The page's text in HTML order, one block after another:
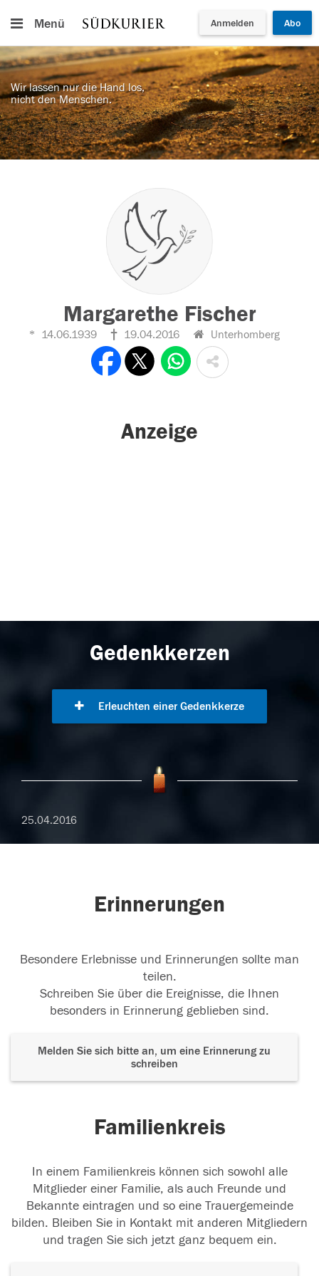
Menü Anmelden Abo
Wir lassen nur die Hand los,
nicht den Menschen.
Margarethe Fischer
14.06.1939 19.04.2016 Unterhomberg
Anzeige
Gedenkkerzen
Erleuchten einer Gedenkkerze
25.04.2016
Erinnerungen
Besondere Erlebnisse und Erinnerungen sollte man
teilen.
Schreiben Sie über die Ereignisse, die Ihnen
besonders in Erinnerung geblieben sind.
Melden Sie sich bitte an, um eine Erinnerung zu
schreiben
Familienkreis
In einem Familienkreis können sich sowohl alle
Mitglieder einer Familie, als auch Freunde und
Bekannte eintragen und so eine Trauergemeinde
bilden. Bleiben Sie in Kontakt mit anderen Mitgliedern
und tragen Sie sich jetzt ganz bequem ein.